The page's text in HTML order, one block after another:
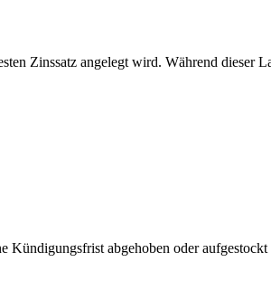
Zinssatz angelegt wird. Während dieser
abgehoben oder